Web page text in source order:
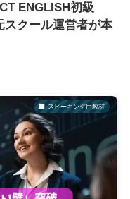
ENGLISH初級
スクール運営者が本
スピーキング用教材